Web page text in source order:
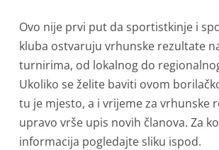
Ovo nije prvi put da sportistkinje i
kluba ostvaruju vrhunske rezultate
turnirima, od lokalnog do
Ukoliko se želite baviti ovom
tu je mjesto, a i vrijeme za vrhunske
upravo vrše upis novih članova. Za
informacija pogledajte sliku ispod.